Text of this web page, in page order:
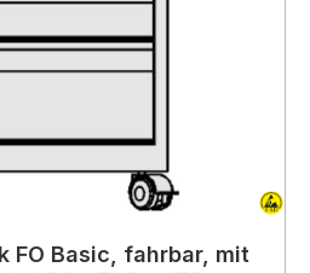
FO Basic, fahrbar, mit